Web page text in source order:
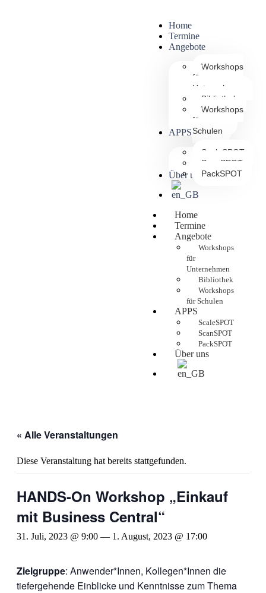
Home
Termine
Angebote
Workshops
für
Unternehmen
Bibliothek
Workshops
für
Schulen
APPS
ScaleSPOT
ScanSPOT
PackSPOT
Über uns
Home
Termine
Angebote
Workshops
für
Unternehmen
Bibliothek
Workshops
für Schulen
APPS
ScaleSPOT
ScanSPOT
PackSPOT
Über uns
« Alle Veranstaltungen
Diese Veranstaltung hat bereits stattgefunden.
HANDS-On Workshop „Einkauf
mit Business Central“
31. Juli, 2023 @ 9:00 — 1. August, 2023 @ 17:00
Zielgruppe: Anwender*Innen, Kollegen*Innen die
tiefergehende Einblicke und Kenntnisse zum Thema